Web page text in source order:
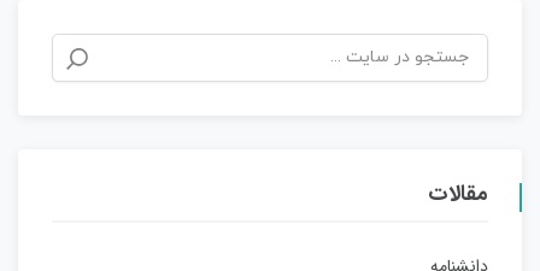
مقالات